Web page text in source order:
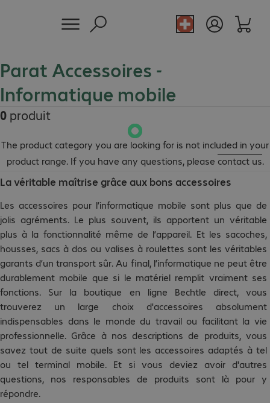
Parat Accessoires -
Informatique mobile
0 produit
The product category you are looking for is not included in your
product range. If you have any questions, please contact us.
La véritable maîtrise grâce aux bons accessoires
Les accessoires pour l’informatique mobile sont plus que de
jolis agréments. Le plus souvent, ils apportent un véritable
plus à la fonctionnalité même de l’appareil. Et les sacoches,
housses, sacs à dos ou valises à roulettes sont les véritables
garants d’un transport sûr. Au final, l’informatique ne peut être
durablement mobile que si le matériel remplit vraiment ses
fonctions. Sur la boutique en ligne Bechtle direct, vous
trouverez un large choix d'accessoires absolument
indispensables dans le monde du travail ou facilitant la vie
professionnelle. Grâce à nos descriptions de produits, vous
savez tout de suite quels sont les accessoires adaptés à tel
ou tel terminal mobile. Et si vous deviez avoir d'autres
questions, nos responsables de produits sont là pour y
répondre.